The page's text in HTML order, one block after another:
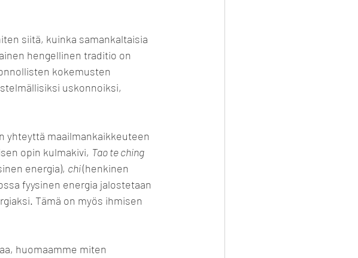
siitä, kuinka samankaltaisia
hengellinen traditio on
kokemusten
uskonnoiksi,
yhteyttä maailmankaikkeuteen
opin kulmakivi, Tao te ching
energia), chi (henkinen
fyysinen energia jalostetaan
Tämä on myös ihmisen
huomaamme miten